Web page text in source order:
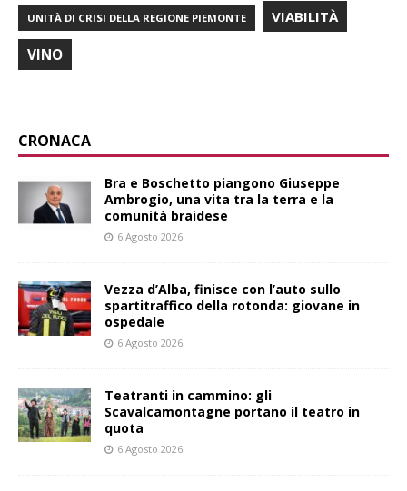
UNITÀ DI CRISI DELLA REGIONE PIEMONTE VIABILITÀ
VINO
CRONACA
Bra e Boschetto piangono Giuseppe
Ambrogio, una vita tra la terra e la
comunità braidese
6 Agosto 2026
Vezza d’Alba, finisce con l’auto sullo
spartitraffico della rotonda: giovane in
ospedale
6 Agosto 2026
Teatranti in cammino: gli
Scavalcamontagne portano il teatro in
quota
6 Agosto 2026